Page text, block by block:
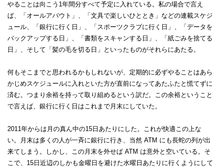
やることは向こう1年間分すべて予定に入れている。私の場合で言え
ば、「オールアバウト」、「文具で楽しいひととき」などの連載スケジ
ュール、「銀行に行く日」、「スポーツクラブに行く日」、「データを
バックアップする日」、「書類をスキャンする日」、「紙ごみを捨てる
日」、そして「髪の毛を切る日」といったものがそれらにあたる。
何もそこまでと思われるかもしれないが、定期的に必ずやることはあら
かじめスケジュールに入れといた方が直前になってあたふたと慌てずに
済む。つまり余裕を持って取り組めるという訳だ。この余裕ということ
で言えば、銀行に行く日はこれまで月末にしていた。
2011年からは月の真ん中の15日あたりにした。これが快適この上な
い。月末は多くの人が一斉に銀行に行き、当然 ATM にも長蛇の列が出
来てしまう。しかし、この月末を外せば ATM は意外と空いている。そ
こで、15日近辺のしかも金曜日を避けた水曜日あたりに行くようにして